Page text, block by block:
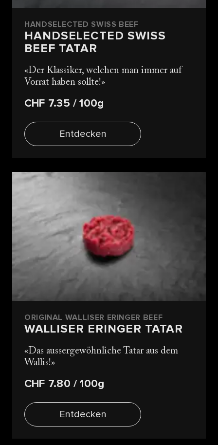
HANDSELECTED SWISS BEEF
HANDSELECTED SWISS
BEEF TATAR
Der Klassiker, welchen man immer auf
Vorrat haben sollte!
CHF 7.35 / 100g
Entdecken
ORIGINAL WALLISER ERINGER BEEF
WALLISER ERINGER TATAR
Das aussergewöhnliche Tatar aus dem
Wallis!
CHF 7.80 / 100g
Entdecken